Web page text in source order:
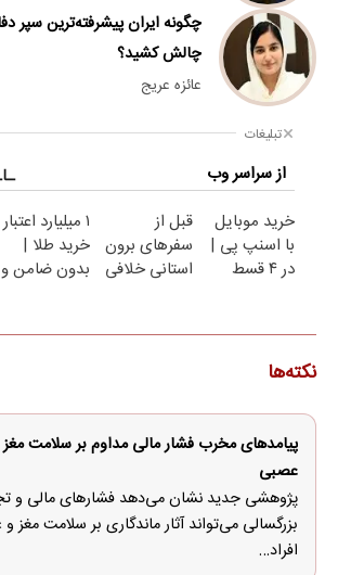
چگونه ایران پیشرفته‌ترین سپر
چالش کشید؟
عائزه عریج
تبلیغات
از سراسر وب
خرید موبایل
با اسنپ پی |
در ۴ قسط
قبل از
سفرهای برون
استانی خلافی
۱ میلیارد اعتبار
خرید طلا |
بدون ضامن و
نکته‌ها
پیامدهای مخرب فشار مالی مداوم بر سلامت
عصبی
پژوهشی جدید نشان می‌دهد فشارهای مالی و
بزرگسالی می‌تواند آثار ماندگاری بر سلامت مغز
افراد…